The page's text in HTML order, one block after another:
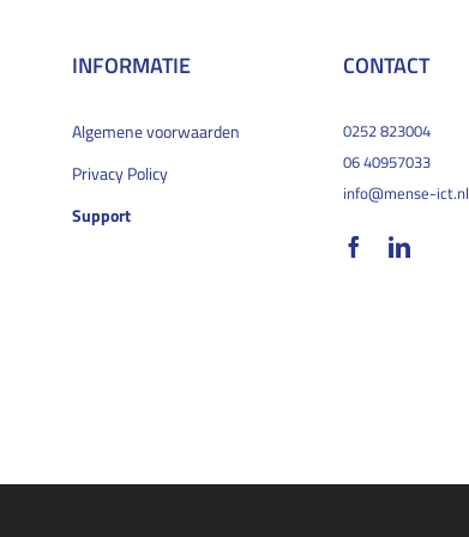
INFORMATIE
Algemene voorwaarden
Privacy Policy
Support
CONTACT
0252 823004
06 40957033
info@mense-ict.nl